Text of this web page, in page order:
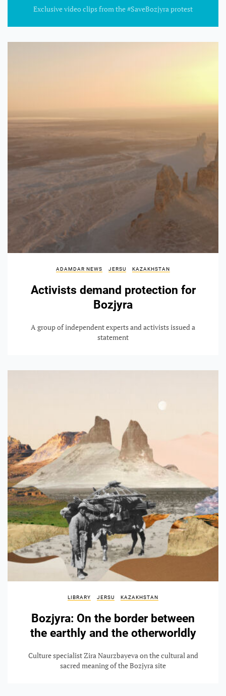
Exclusive video clips from the #SaveBozjyra protest
ADAMDAR NEWS JERSU KAZAKHSTAN
Activists demand protection for
Bozjyra
A group of independent experts and activists issued a
statement
LIBRARY JERSU KAZAKHSTAN
Bozjyra: On the border between
the earthly and the otherworldly
Culture specialist Zira Naurzbayeva on the cultural and
sacred meaning of the Bozjyra site